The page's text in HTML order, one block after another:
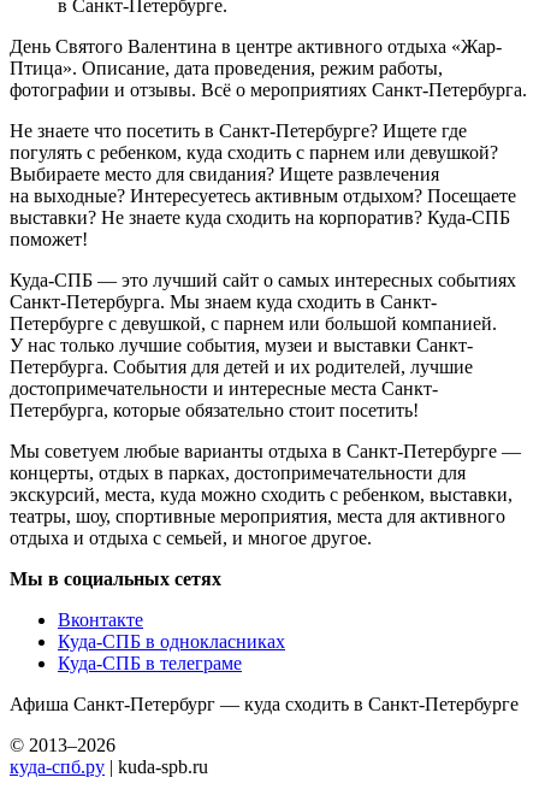
в Санкт-Петербурге.
День Святого Валентина в центре активного отдыха «Жар-
Птица». Описание, дата проведения, режим работы,
фотографии и отзывы. Всё о мероприятиях Санкт-Петербурга.
Не знаете что посетить в Санкт-Петербурге? Ищете где
погулять с ребенком, куда сходить с парнем или девушкой?
Выбираете место для свидания? Ищете развлечения
на выходные? Интересуетесь активным отдыхом? Посещаете
выставки? Не знаете куда сходить на корпоратив? Куда-СПБ
поможет!
Куда-СПБ — это лучший сайт о самых интересных событиях
Санкт-Петербурга. Мы знаем куда сходить в Санкт-
Петербурге с девушкой, с парнем или большой компанией.
У нас только лучшие события, музеи и выставки Санкт-
Петербурга. События для детей и их родителей, лучшие
достопримечательности и интересные места Санкт-
Петербурга, которые обязательно стоит посетить!
Мы советуем любые варианты отдыха в Санкт-Петербурге —
концерты, отдых в парках, достопримечательности для
экскурсий, места, куда можно сходить с ребенком, выставки,
театры, шоу, спортивные мероприятия, места для активного
отдыха и отдыха с семьей, и многое другое.
Мы в социальных сетях
Вконтакте
Куда-СПБ в однокласниках
Куда-СПБ в телеграме
Афиша Санкт-Петербург — куда сходить в Санкт-Петербурге
© 2013–2026
куда-спб.ру | kuda-spb.ru